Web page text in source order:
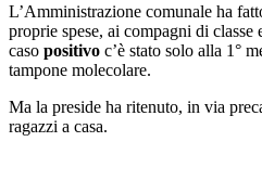
L’Amministrazione comunale ha
proprie spese, ai compagni di
caso positivo c’è stato solo alla 1°
tampone molecolare.
Ma la preside ha ritenuto, in via
ragazzi a casa.